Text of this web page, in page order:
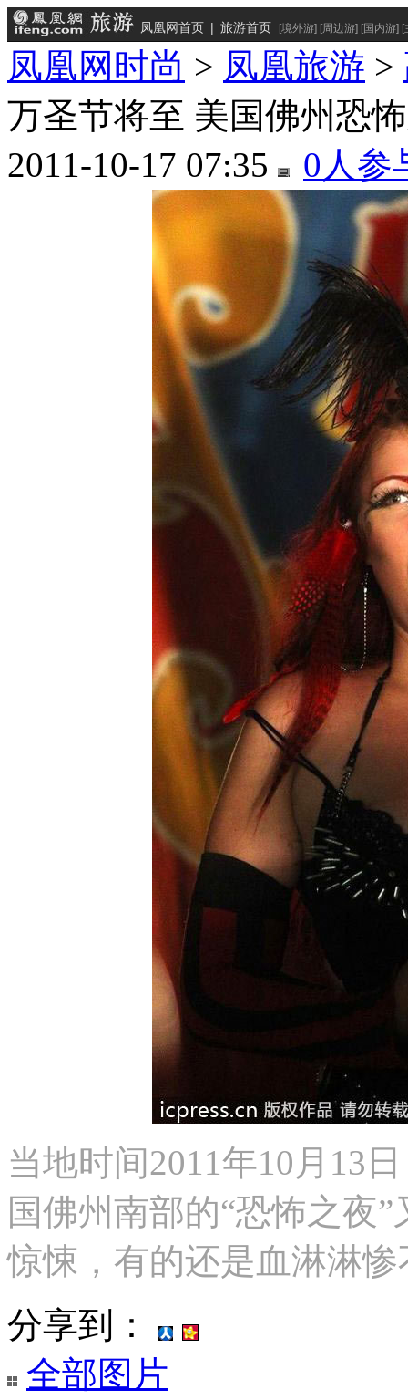
凤凰网首页 | 旅游首页 [境外游] [周边游] [国内游] [
凤凰网时尚 > 凤凰旅游 >
万圣节将至 美国佛州恐
2011-10-17 07:35
0 人参
当地时间2011年10月13
国佛州南部的“恐怖之夜
惊悚，有的还是血淋淋
分享到：
全部图片